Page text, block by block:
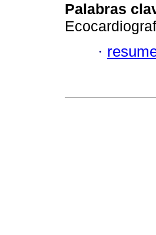
Palabras
·